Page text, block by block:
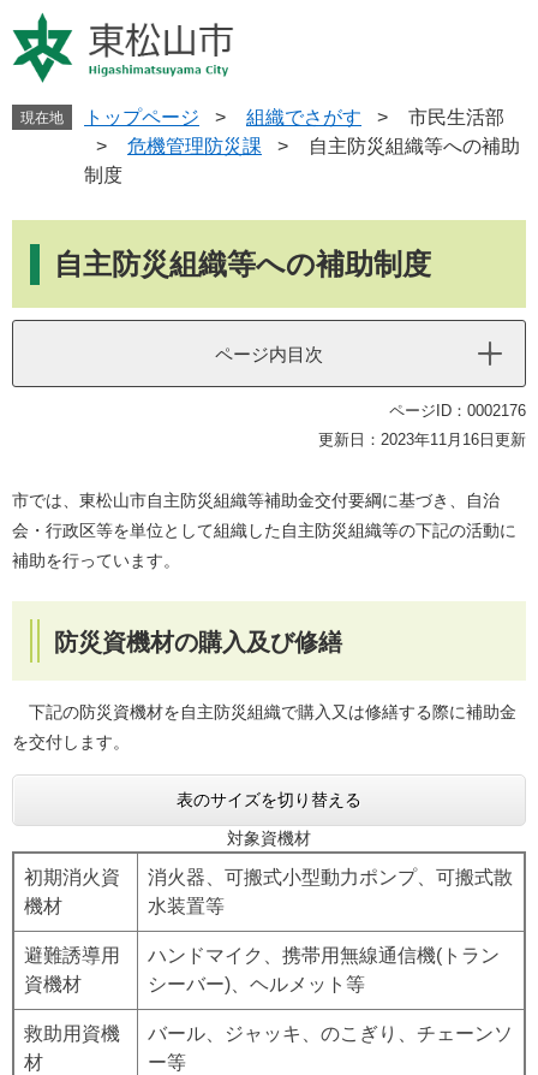
ー
ジ
ニ
ュ
現在地 トップページ > 組織でさがす >
市民生活部
>
危機管理防災課 >
自主防災組織等への補助
制度
自主防災組織等への補助制度
ページ内目次
ページID：0002176
更新日：2023年11月16日更新
市では、東松山市自主防災組織等補助金交付要綱に基づき、自治
会・行政区等を単位として組織した自主防災組織等の下記の活動に
補助を行っています。
防災資機材の購入及び修繕
下記の防災資機材を自主防災組織で購入又は修繕する際に補助金
を交付します。
表のサイズを切り替える
対象資機材
初期消火資
機材
消火器、可搬式小型動力ポンプ、可搬式散
水装置等
避難誘導用
資機材
ハンドマイク、携帯用無線通信機(トラン
シーバー)、ヘルメット等
救助用資機
材
バール、ジャッキ、のこぎり、チェーンソ
ー等